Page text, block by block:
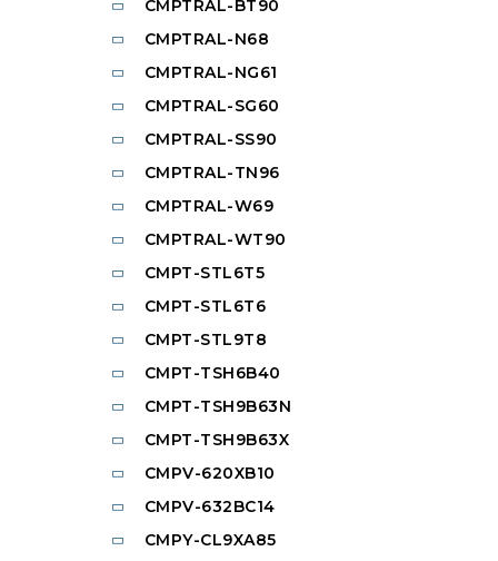
CMPTRAL-BT90
CMPTRAL-N68
CMPTRAL-NG61
CMPTRAL-SG60
CMPTRAL-SS90
CMPTRAL-TN96
CMPTRAL-W69
CMPTRAL-WT90
CMPT-STL6T5
CMPT-STL6T6
CMPT-STL9T8
CMPT-TSH6B40
CMPT-TSH9B63N
CMPT-TSH9B63X
CMPV-620XB10
CMPV-632BC14
CMPY-CL9XA85